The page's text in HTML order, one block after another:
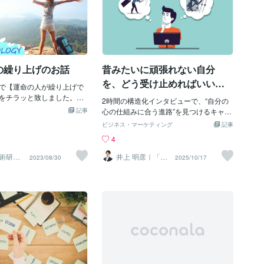
繰り上げのお話
【運命の人が繰り上げで
チラッと致しました。こ
生上で起きる【繰り上
職場で働いていて、毎日
れている方もいらっしゃ
のレベルの場所】に身を
できる。そして、これま
る機会が得られる。その
度々起こるのです。生き
に「高い成長意欲」を持
のような「繰り上げ」が
私は感じています。勿
記事
研究 2023/08/30
昔みたいに頑張れない自分
を、どう受け止めればいい？─
─「衰え」ではなく「再設計」
のサイン
2時間の構造化インタビューで、“自分の
心の仕組みに合う進路”を見つけるキャリ
ア再設計支援をしています。 「これまで
理なく働くためのヒントをお届けしま
す。 ご相談ケース：昔みたいに頑張れな
い自分を、どう受け止めたらいいです
か？」「頑張れない」は衰えではな
く、“優先順位の再設計”のサイン まずお
記事
ビジネス・マーケティング
4
井上 明彦｜「働
く私のトリセ
2025/10/17